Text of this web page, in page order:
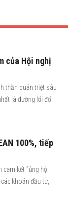
của Hội nghị
thần quán triệt sâu
là đường lối đối
100%, tiếp
kết “ủng hộ
khoản đầu tư,